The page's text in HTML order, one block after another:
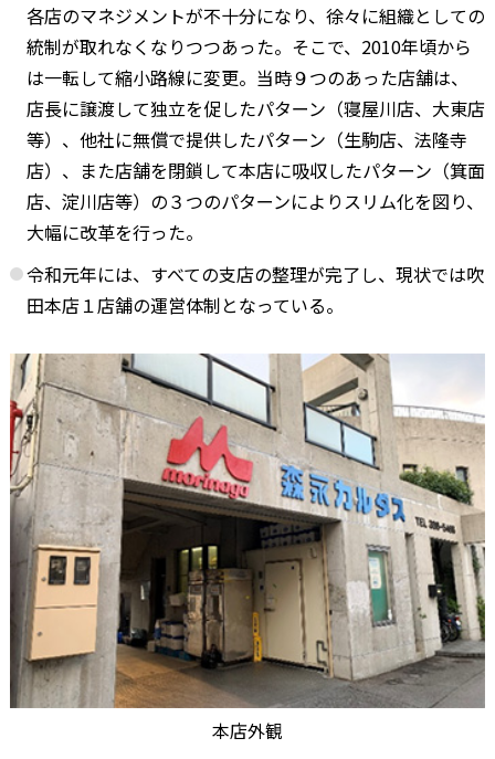
各店のマネジメントが不十分になり、徐々に組織としての
統制が取れなくなりつつあった。そこで、2010年頃から
は一転して縮小路線に変更。当時９つのあった店舗は、
店長に譲渡して独立を促したパターン（寝屋川店、大東店
等）、他社に無償で提供したパターン（生駒店、法隆寺
店）、また店舗を閉鎖して本店に吸収したパターン（箕面
店、淀川店等）の３つのパターンによりスリム化を図り、
大幅に改革を行った。
令和元年には、すべての支店の整理が完了し、現状では吹
田本店１店舗の運営体制となっている。
本店外観